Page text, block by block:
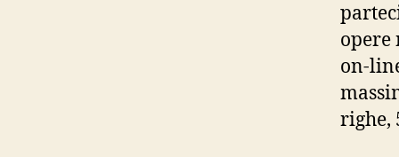
opere
on-
righe,